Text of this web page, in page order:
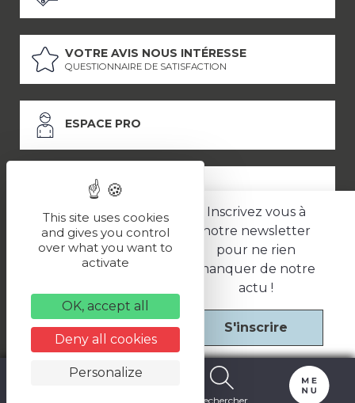
Rechercher
Inscrivez vous à
notre newsletter
pour ne rien
manquer de notre
actu !
S'inscrire
VOTRE AVIS NOUS INTÉRESSE
QUESTIONNAIRE DE SATISFACTION
ESPACE PRO
ESPACE PRESSE
LES PARTENAIRES
Politique de confidentialité
Une réalisation
This site uses cookies
and gives you control
over what you want to
activate
OK, accept all
Deny all cookies
Personalize